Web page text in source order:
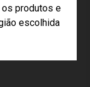
produtos e
escolhida
lo!